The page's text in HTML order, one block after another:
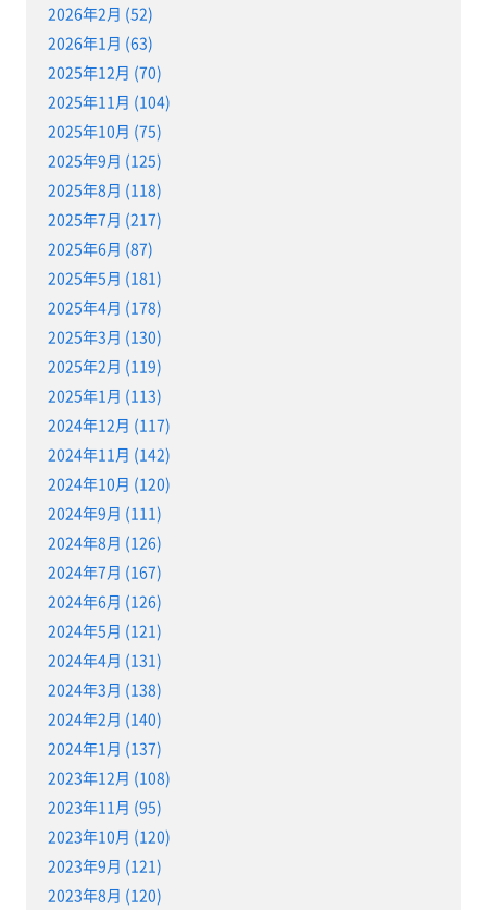
2026年2月 (52)
2026年1月 (63)
2025年12月 (70)
2025年11月 (104)
2025年10月 (75)
2025年9月 (125)
2025年8月 (118)
2025年7月 (217)
2025年6月 (87)
2025年5月 (181)
2025年4月 (178)
2025年3月 (130)
2025年2月 (119)
2025年1月 (113)
2024年12月 (117)
2024年11月 (142)
2024年10月 (120)
2024年9月 (111)
2024年8月 (126)
2024年7月 (167)
2024年6月 (126)
2024年5月 (121)
2024年4月 (131)
2024年3月 (138)
2024年2月 (140)
2024年1月 (137)
2023年12月 (108)
2023年11月 (95)
2023年10月 (120)
2023年9月 (121)
2023年8月 (120)